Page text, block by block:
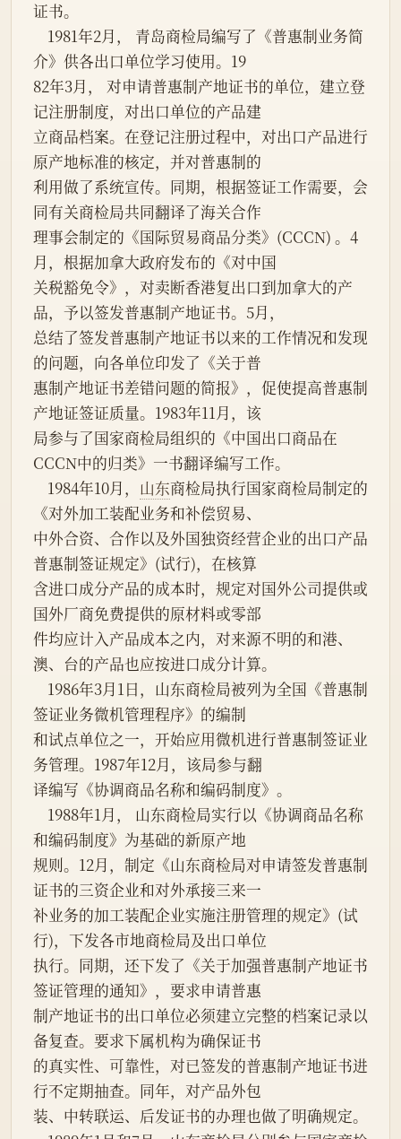
证书。
介》供各出口单位学习使用。19
82年3月， 对申请普惠制产地证书的单位，建立登
记注册制度，对出口单位的产品建
立商品档案。在登记注册过程中，对出口产品进行
原产地标准的核定，并对普惠制的
利用做了系统宣传。同期，根据签证工作需要，会
同有关商检局共同翻译了海关合作
理事会制定的《国际贸易商品分类》(CCCN) 。4
月，根据加拿大政府发布的《对中国
关税豁免令》，对卖断香港复出口到加拿大的产
品，予以签发普惠制产地证书。5月，
总结了签发普惠制产地证书以来的工作情况和发现
的问题，向各单位印发了《关于普
惠制产地证书差错问题的简报》，促使提高普惠制
产地证签证质量。1983年11月，该
局参与了国家商检局组织的《中国出口商品在
CCCN中的归类》一书翻译编写工作。
    1984年10月，
山东商检局执行国家商检局制定的
《对外加工装配业务和补偿贸易、
中外合资、合作以及外国独资经营企业的出口产品
普惠制签证规定》(试行)，在核算
含进口成分产品的成本时，规定对国外公司提供或
国外厂商免费提供的原材料或零部
件均应计入产品成本之内，对来源不明的和港、
澳、台的产品也应按进口成分计算。
签证业务微机管理程序》的编制
和试点单位之一，开始应用微机进行普惠制签证业
务管理。1987年12月，该局参与翻
译编写《协调商品名称和编码制度》。
和编码制度》为基础的新原产地
规则。12月，制定《山东商检局对申请签发普惠制
证书的三资企业和对外承接三来一
补业务的加工装配企业实施注册管理的规定》(试
行)，下发各市地商检局及出口单位
执行。同期，还下发了《关于加强普惠制产地证书
签证管理的通知》，要求申请普惠
制产地证书的出口单位必须建立完整的档案记录以
备复查。要求下属机构为确保证书
的真实性、可靠性，对已签发的普惠制产地证书进
行不定期抽查。同年，对产品外包
装、中转联运、后发证书的办理也做了明确规定。